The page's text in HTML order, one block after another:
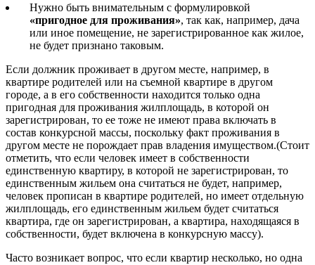
Нужно быть внимательным с формулировкой
«пригодное для проживания», так как, например, дача
или иное помещение, не зарегистрированное как жилое,
не будет признано таковым.
Если должник проживает в другом месте, например, в
квартире родителей или на съемной квартире в другом
городе, а в его собственности находится только одна
пригодная для проживания жилплощадь, в которой он
зарегистрирован, то ее тоже не имеют права включать в
состав конкурсной массы, поскольку факт проживания в
другом месте не порождает прав владения имуществом.(Стоит
отметить, что если человек имеет в собственности
единственную квартиру, в которой не зарегистрирован, то
единственным жильем она считаться не будет, например,
человек прописан в квартире родителей, но имеет отдельную
жилплощадь, его единственным жильем будет считаться
квартира, где он зарегистрирован, а квартира, находящаяся в
собственности, будет включена в конкурсную массу).
Часто возникает вопрос, что если квартир несколько, но одна